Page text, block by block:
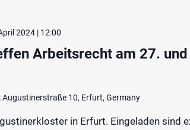
Arbeitsrecht am 27.
2024 | 12:00
Augustinerstraße 10, Erfurt, Germany
in Erfurt. Eingeladen sind